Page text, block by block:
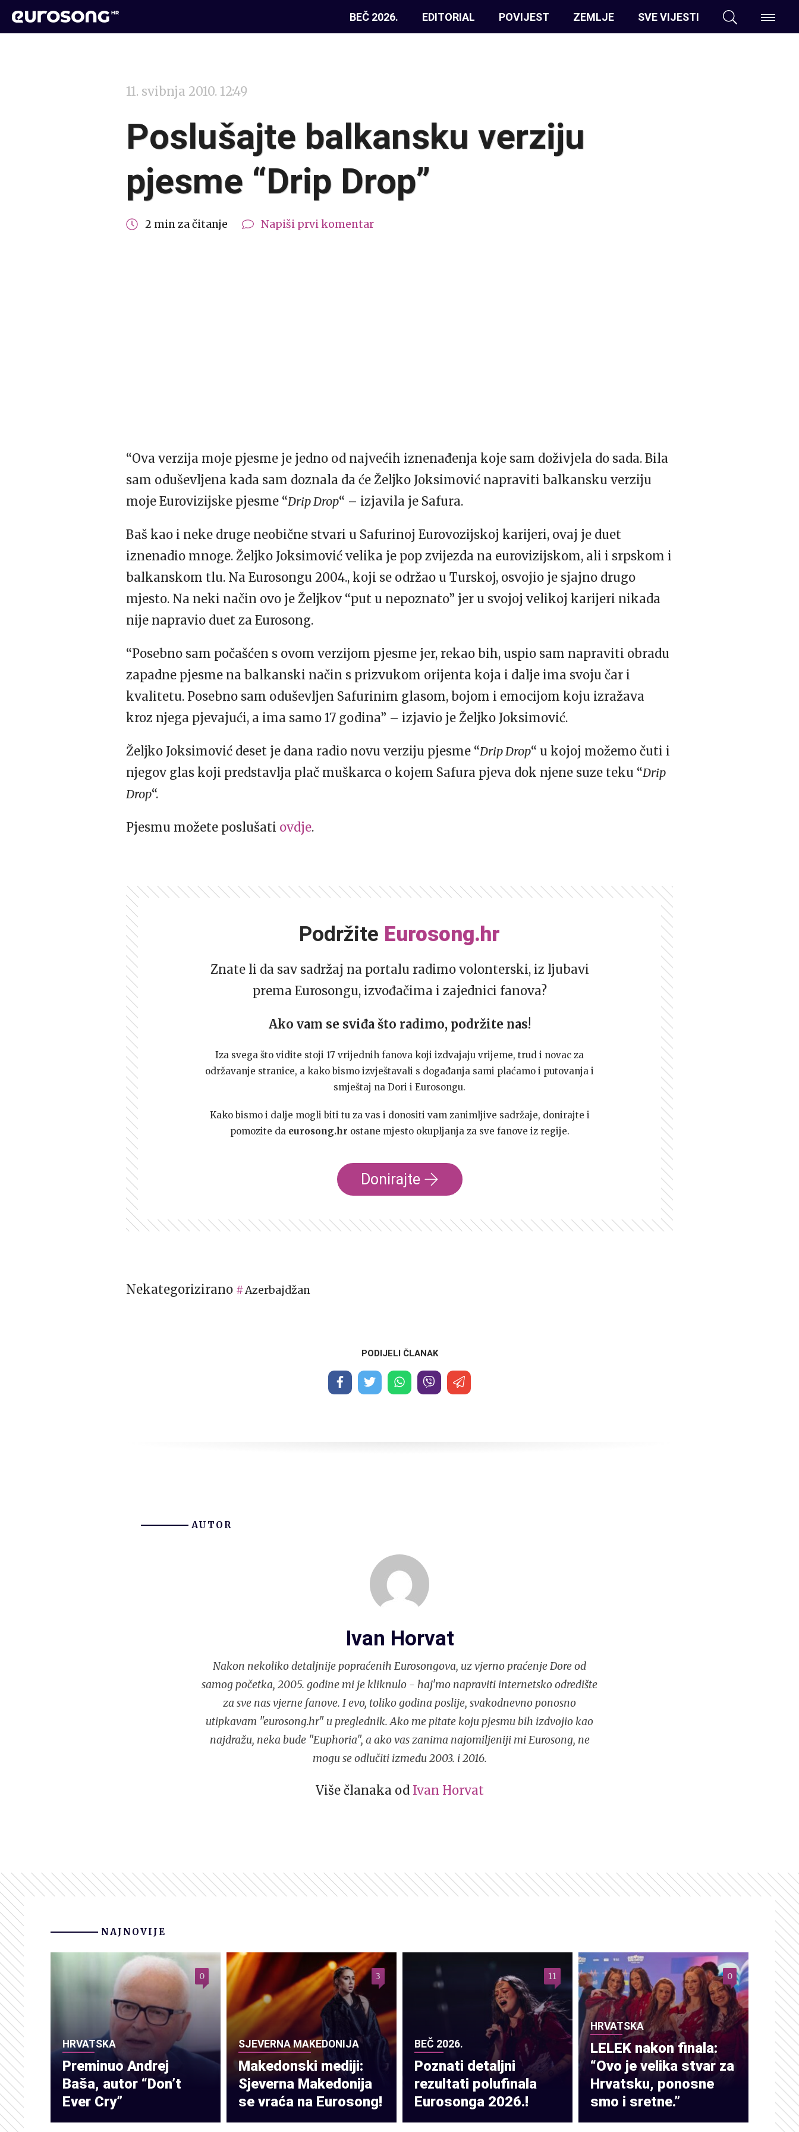
BEČ 2026. EDITORIAL POVIJEST ZEMLJE SVE VIJESTI
11. svibnja 2010. 12:49
Poslušajte balkansku verziju
pjesme “Drip Drop”
2 min za čitanje Napiši prvi komentar
“Ova verzija moje pjesme je jedno od najvećih iznenađenja koje sam doživjela do sada. Bila
sam oduševljena kada sam doznala da će Željko Joksimović napraviti balkansku verziju
moje Eurovizijske pjesme “Drip Drop“ – izjavila je Safura.
Baš kao i neke druge neobične stvari u Safurinoj Eurovozijskoj karijeri, ovaj je duet
iznenadio mnoge. Željko Joksimović velika je pop zvijezda na eurovizijskom, ali i srpskom i
balkanskom tlu. Na Eurosongu 2004., koji se održao u Turskoj, osvojio je sjajno drugo
mjesto. Na neki način ovo je Željkov “put u nepoznato” jer u svojoj velikoj karijeri nikada
nije napravio duet za Eurosong.
“Posebno sam počašćen s ovom verzijom pjesme jer, rekao bih, uspio sam napraviti obradu
zapadne pjesme na balkanski način s prizvukom orijenta koja i dalje ima svoju čar i
kvalitetu. Posebno sam oduševljen Safurinim glasom, bojom i emocijom koju izražava
kroz njega pjevajući, a ima samo 17 godina” – izjavio je Željko Joksimović.
Željko Joksimović deset je dana radio novu verziju pjesme “Drip Drop“ u kojoj možemo čuti i
njegov glas koji predstavlja plač muškarca o kojem Safura pjeva dok njene suze teku “Drip
Drop“.
Pjesmu možete poslušati ovdje.
Podržite Eurosong.hr
Znate li da sav sadržaj na portalu radimo volonterski, iz ljubavi
prema Eurosongu, izvođačima i zajednici fanova?
Ako vam se sviđa što radimo, podržite nas!
Iza svega što vidite stoji 17 vrijednih fanova koji izdvajaju vrijeme, trud i novac za
održavanje stranice, a kako bismo izvještavali s događanja sami plaćamo i putovanja i
smještaj na Dori i Eurosongu.
Kako bismo i dalje mogli biti tu za vas i donositi vam zanimljive sadržaje, donirajte i
pomozite da eurosong.hr ostane mjesto okupljanja za sve fanove iz regije.
Donirajte
Nekategorizirano Azerbajdžan
PODIJELI ČLANAK
AUTOR
Ivan Horvat
Nakon nekoliko detaljnije popraćenih Eurosongova, uz vjerno praćenje Dore od
samog početka, 2005. godine mi je kliknulo - haj'mo napraviti internetsko odredište
za sve nas vjerne fanove. I evo, toliko godina poslije, svakodnevno ponosno
utipkavam "eurosong.hr" u preglednik. Ako me pitate koju pjesmu bih izdvojio kao
najdražu, neka bude "Euphoria", a ako vas zanima najomiljeniji mi Eurosong, ne
mogu se odlučiti između 2003. i 2016.
Više članaka od Ivan Horvat
NAJNOVIJE
HRVATSKA
Preminuo Andrej
Baša, autor “Don’t
Ever Cry”
0
SJEVERNA MAKEDONIJA
Makedonski mediji:
Sjeverna Makedonija
se vraća na Eurosong!
3
BEČ 2026.
Poznati detaljni
rezultati polufinala
Eurosonga 2026.!
11
HRVATSKA
LELEK nakon finala:
“Ovo je velika stvar za
Hrvatsku, ponosne
smo i sretne.”
0